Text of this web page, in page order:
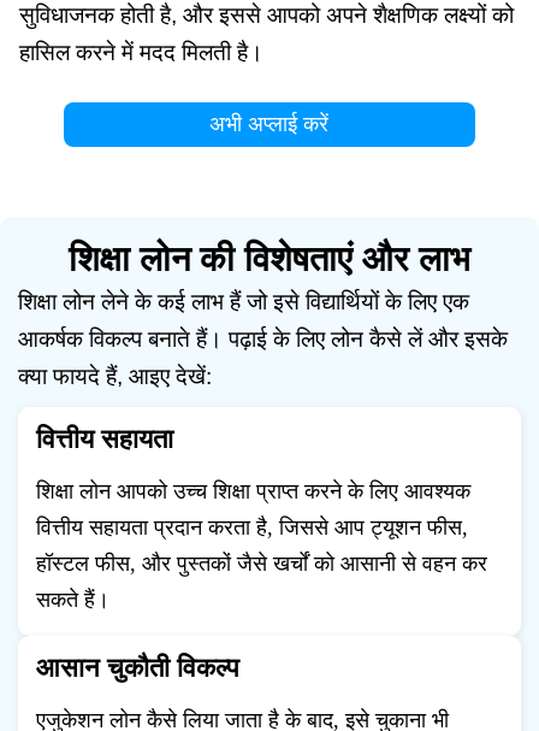
सुविधाजनक होती है, और इससे आपको अपने शैक्षणिक लक्ष्यों को
हासिल करने में मदद मिलती है।
अभी अप्लाई करें
शिक्षा लोन की विशेषताएं और लाभ
शिक्षा लोन लेने के कई लाभ हैं जो इसे विद्यार्थियों के लिए एक
आकर्षक विकल्प बनाते हैं। पढ़ाई के लिए लोन कैसे लें और इसके
क्या फायदे हैं, आइए देखें:
वित्तीय सहायता
शिक्षा लोन आपको उच्च शिक्षा प्राप्त करने के लिए आवश्यक
वित्तीय सहायता प्रदान करता है, जिससे आप ट्यूशन फीस,
हॉस्टल फीस, और पुस्तकों जैसे खर्चों को आसानी से वहन कर
सकते हैं।
आसान चुकौती विकल्प
एजुकेशन लोन कैसे लिया जाता है के बाद, इसे चुकाना भी